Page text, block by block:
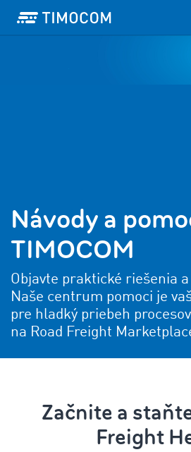
Návody a
TIMOCOM
Objavte praktické riešenia
Naše centrum pomoci je
pre hladký priebeh
na Road Freight
Začnite a
Freight